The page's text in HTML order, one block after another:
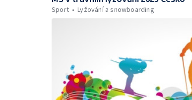
Sport
Lyžování a snowboarding